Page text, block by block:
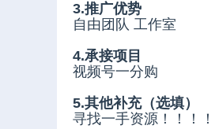
3.推广优势
自由团队 工作室
4.承接项目
视频号一分购
5.其他补充（选填）
寻找一手资源！！！！